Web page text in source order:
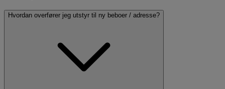
Hvordan overfører jeg utstyr til ny beboer / adresse?